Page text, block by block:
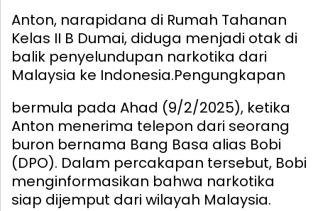
Anton, narapidana di Rumah Tahanan
Kelas II B Dumai, diduga menjadi otak di
balik penyelundupan narkotika dari
Malaysia ke Indonesia.Pengungkapan
bermula pada Ahad (9/2/2025), ketika
Anton menerima telepon dari seorang
buron bernama Bang Basa alias Bobi
(DPO). Dalam percakapan tersebut, Bobi
menginformasikan bahwa narkotika
siap dijemput dari wilayah Malaysia.